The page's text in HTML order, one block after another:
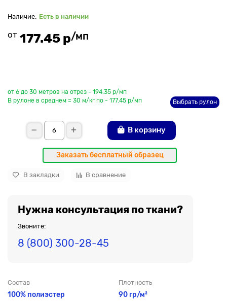
Есть в наличии
от 177.45 р/мп
от 6 до 30 метров на отрез - 194.35 р/мп
В рулоне в среднем = 30 м/кг по - 177.45 р/мп
Выбрать рулон
В корзину
Заказать бесплатный образец
В закладки В сравнение
Нужна консультация по ткани?
Звоните:
8 (800) 300-28-45
Состав
100% полиэстер
Плотность
90 гр/м²